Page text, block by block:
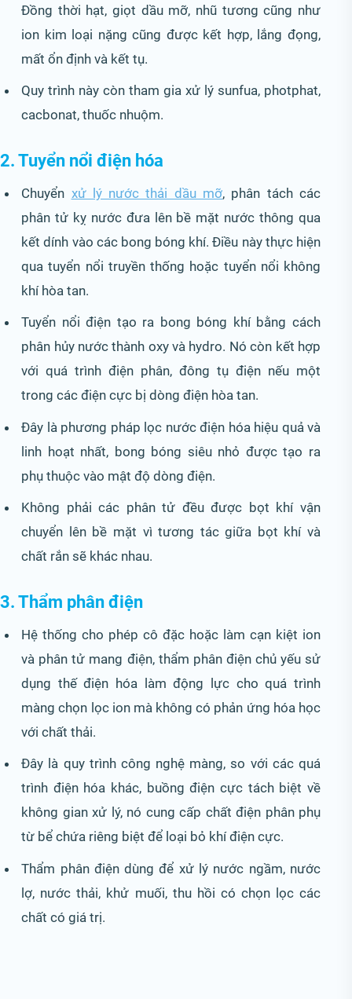
Đồng thời hạt, giọt dầu mỡ, nhũ tương cũng như
ion kim loại nặng cũng được kết hợp, lắng đọng,
mất ổn định và kết tụ.
Quy trình này còn tham gia xử lý sunfua, photphat,
cacbonat, thuốc nhuộm.
2. Tuyển nổi điện hóa
Chuyển xử lý nước thải dầu mỡ, phân tách các
phân tử kỵ nước đưa lên bề mặt nước thông qua
kết dính vào các bong bóng khí. Điều này thực hiện
qua tuyển nổi truyền thống hoặc tuyển nổi không
khí hòa tan.
Tuyển nổi điện tạo ra bong bóng khí bằng cách
phân hủy nước thành oxy và hydro. Nó còn kết hợp
với quá trình điện phân, đông tụ điện nếu một
trong các điện cực bị dòng điện hòa tan.
Đây là phương pháp lọc nước điện hóa hiệu quả và
linh hoạt nhất, bong bóng siêu nhỏ được tạo ra
phụ thuộc vào mật độ dòng điện.
Không phải các phân tử đều được bọt khí vận
chuyển lên bề mặt vì tương tác giữa bọt khí và
chất rắn sẽ khác nhau.
3. Thẩm phân điện
Hệ thống cho phép cô đặc hoặc làm cạn kiệt ion
và phân tử mang điện, thẩm phân điện chủ yếu sử
dụng thế điện hóa làm động lực cho quá trình
màng chọn lọc ion mà không có phản ứng hóa học
với chất thải.
Đây là quy trình công nghệ màng, so với các quá
trình điện hóa khác, buồng điện cực tách biệt về
không gian xử lý, nó cung cấp chất điện phân phụ
từ bể chứa riêng biệt để loại bỏ khí điện cực.
Thẩm phân điện dùng để xử lý nước ngầm, nước
lợ, nước thải, khử muối, thu hồi có chọn lọc các
chất có giá trị.